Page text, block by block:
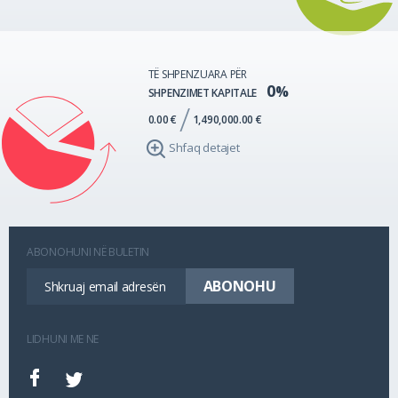
TË SHPENZUARA PËR
SHPENZIMET KAPITALE
0
0.00 € 1,490,000.00 €
Shfaq detajet
ABONOHUNI NË BULETIN
LIDHUNI ME NE